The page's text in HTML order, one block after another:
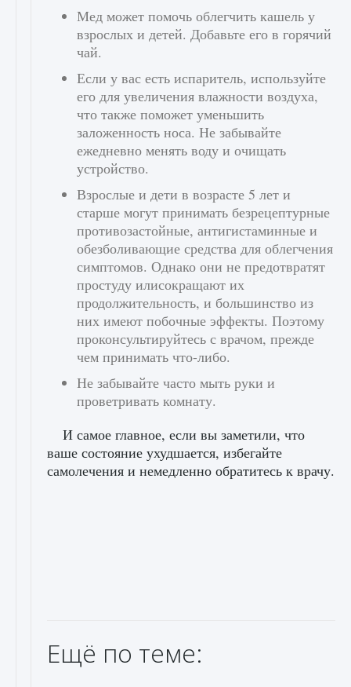
Мед может помочь облегчить кашель у
взрослых и детей. Добавьте его в горячий
чай.
Если у вас есть испаритель, используйте
его для увеличения влажности воздуха,
что также поможет уменьшить
заложенность носа. Не забывайте
ежедневно менять воду и очищать
устройство.
Взрослые и дети в возрасте 5 лет и
старше могут принимать безрецептурные
противозастойные, антигистаминные и
обезболивающие средства для облегчения
симптомов. Однако они не предотвратят
простуду илисокращают их
продолжительность, и большинство из
них имеют побочные эффекты. Поэтому
проконсультируйтесь с врачом, прежде
чем принимать что-либо.
Не забывайте часто мыть руки и
проветривать комнату.
И самое главное, если вы заметили, что
ваше состояние ухудшается, избегайте
самолечения и немедленно обратитесь к врачу.
Ещё по теме: